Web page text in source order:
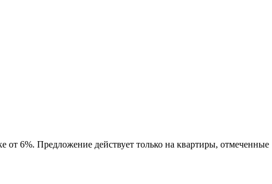
6%. Предложение действует только на квартиры, отмеченные